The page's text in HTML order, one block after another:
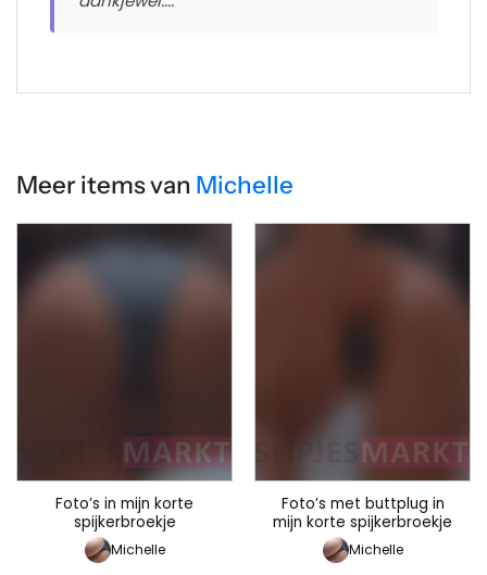
Meer items van Michelle
Foto’s in mijn korte
spijkerbroekje
Michelle
Foto’s met buttplug in
mijn korte spijkerbroekje
Michelle